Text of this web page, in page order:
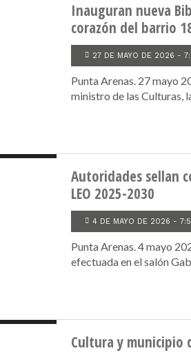
Inauguran nueva
corazón del barrio
27 DE MAYO DE 2026 -
Punta Arenas. 27 mayo
ministro de las Culturas,
Autoridades sellan
LEO 2025-2030
4 DE MAYO DE 2026 -
Punta Arenas. 4 mayo
efectuada en el salón
Cultura y municipio